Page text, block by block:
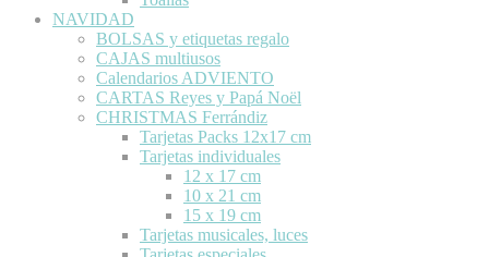
NAVIDAD
BOLSAS y etiquetas regalo
CAJAS multiusos
Calendarios ADVIENTO
CARTAS Reyes y Papá Noël
CHRISTMAS Ferrándiz
Tarjetas Packs 12x17 cm
Tarjetas individuales
12 x 17 cm
10 x 21 cm
15 x 19 cm
Tarjetas musicales, luces